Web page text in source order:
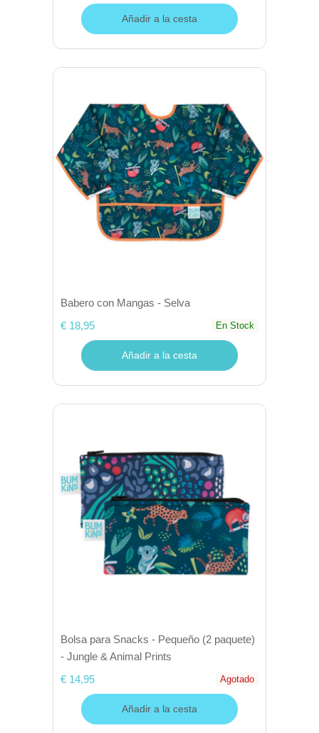
Añadir a la cesta
Babero con Mangas - Selva
€ 18,95
En Stock
Añadir a la cesta
Bolsa para Snacks - Pequeño (2 paquete)
- Jungle & Animal Prints
€ 14,95
Agotado
Añadir a la cesta